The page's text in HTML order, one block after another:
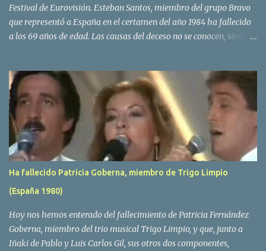
Festival de Eurovisión. Esteban Santos, miembro del grupo Bravo
que representó a España en el certamen del año 1984 ha fallecido
a los 69 años de edad. Las causas del deceso no se conocen, siendo
traves de las redes sociales. Nacido en Tolosa en 1951, durante su
epoca universitaria en la carrera de empresariales conoció al
estudiante de medicina Luis Villar, comenzando a actuar
juntos,Santos a la guitarra y Villar al piano, sin atreverse a dar el
salto al mercado profesional. Sin embargo esto cambió gracias a la
propia Amaia Saizar, que tras su abandono de Trigo Limpio,
recibió por parte de la discografica Hispavox el encargo de crear
un nuevo grupo, reclutando al duo de amigos y a la ex modelo
Yolanda Hoyos. Con los cuatro surgió en el año 1982 el grupo
Ha fallecido Patricia Goberna, miembro de Trigo Limpio
(España 1980)
Hoy nos hemos enterado del fallecimiento de Patricia Fernández
Goberna, miembro del trio musical Trigo Limpio, y que, junto a
Iñaki de Pablo y Luis Carlos Gil, sus otros dos componentes,